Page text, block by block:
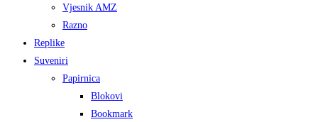
Vjesnik AMZ
Razno
Replike
Suveniri
Papirnica
Blokovi
Bookmark